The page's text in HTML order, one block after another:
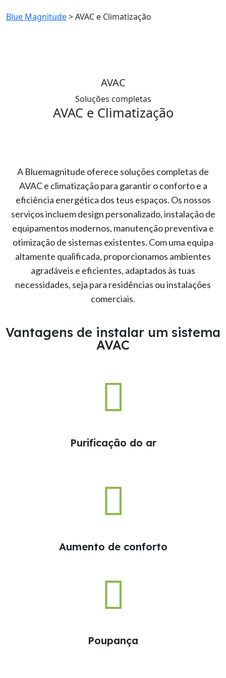
Blue Magnitude>AVAC e Climatização
AVAC
Soluções completas
AVAC e Climatização
A Bluemagnitude oferece soluções completas de
AVAC e climatização para garantir o conforto e a
eficiência energética dos teus espaços. Os nossos
serviços incluem design personalizado, instalação de
equipamentos modernos, manutenção preventiva e
otimização de sistemas existentes. Com uma equipa
altamente qualificada, proporcionamos ambientes
agradáveis e eficientes, adaptados às tuas
necessidades, seja para residências ou instalações
comerciais.
Vantagens de instalar um sistema
AVAC
Purificação do ar
Aumento de conforto
Poupança